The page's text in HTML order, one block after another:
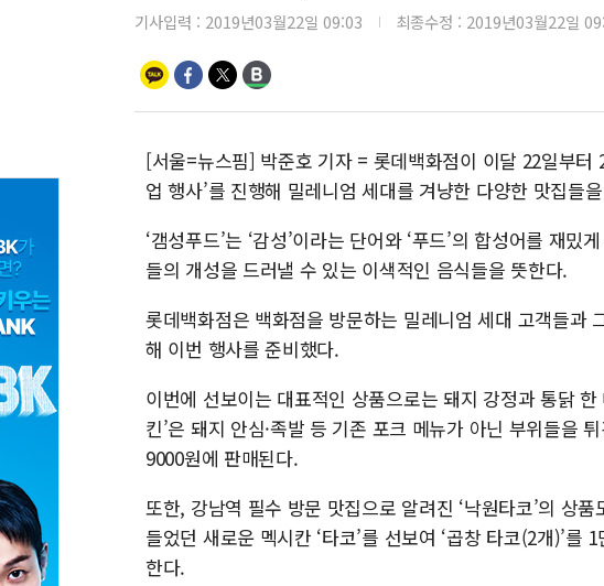
기사입력 : 2019년03월22일 09:03 최종수정 : 2019년03월22일
[서울=뉴스핌] 박준호 기자 = 롯데백화점이 이달 22일부
업 행사’를 진행해 밀레니엄 세대를 겨냥한 다양한 맛집들
‘갬성푸드’는 ‘감성’이라는 단어와 ‘푸드’의 합성어를 재
들의 개성을 드러낼 수 있는 이색적인 음식들을 뜻한다.
롯데백화점은 백화점을 방문하는 밀레니엄 세대 고객들과
해 이번 행사를 준비했다.
이번에 선보이는 대표적인 상품으로는 돼지 강정과 통닭 한
킨’은 돼지 안심·족발 등 기존 포크 메뉴가 아닌 부위들을
9000원에 판매된다.
또한, 강남역 필수 방문 맛집으로 알려진 ‘낙원타코’의 상
들었던 새로운 멕시칸 ‘타코’를 선보여 ‘곱창 타코(2개)’를
한다.